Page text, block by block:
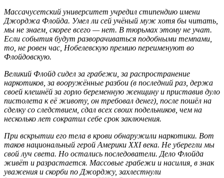
Массачусетский университет учредил стипендию имени
Джорджа Флойда. Умел ли сей учёный муж хотя бы читать,
мы не знаем, скорее всего — нет. В тюрьмах этому не учат.
Если события будут разворачиваться подобными темпами,
то, не ровен час, Нобелевскую премию переименуют во
Флойдовскую.
Великий Флойд сидел за грабежи, за распространение
наркотиков, за вооружённые разбои (в последний раз, держа
своей клешнёй за горло беременную женщину и приставив дуло
пистолета к её животу, он требовал денег), после пошёл на
сделку со следствием, сдал всех своих подельников, чем на
несколько лет сократил себе срок заключения.
При вскрытии его тела в крови обнаружили наркотики. Вот
таков национальный герой Америки XXI века. Не уберегли мы
свой луч света. Но остались последователи. Дело Флойда
живёт и разрастается. Массовые грабежи и насилия, в знак
уважения и скорби по Джорджу, захлестнули